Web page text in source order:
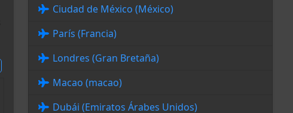
Ciudad de México (México)
París (Francia)
Londres (Gran Bretaña)
Macao (macao)
Dubái (Emiratos Árabes Unidos)